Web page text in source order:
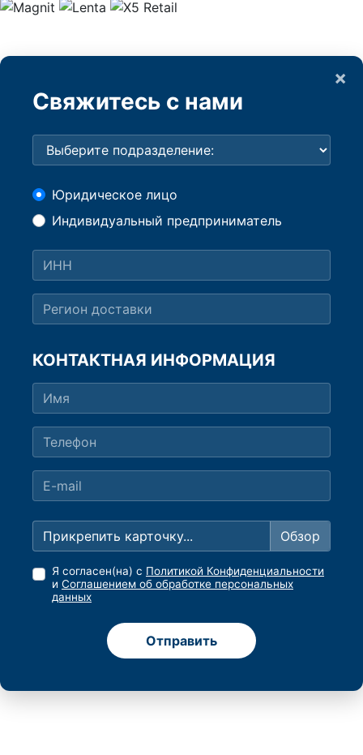
×
Свяжитесь с нами
Юридическое лицо
Индивидуальный предприниматель
КОНТАКТНАЯ ИНФОРМАЦИЯ
Прикрепить карточку...
Я согласен(на) с Политикой Конфиденциальности
и Соглашением об обработке персональных
данных
Отправить